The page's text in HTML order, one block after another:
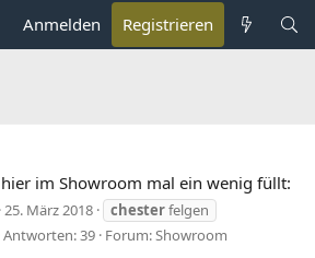
Anmelden Registrieren
im Showroom mal ein wenig füllt:
25. März 2018 chesterfelgen
Antworten: 39 Forum:Showroom